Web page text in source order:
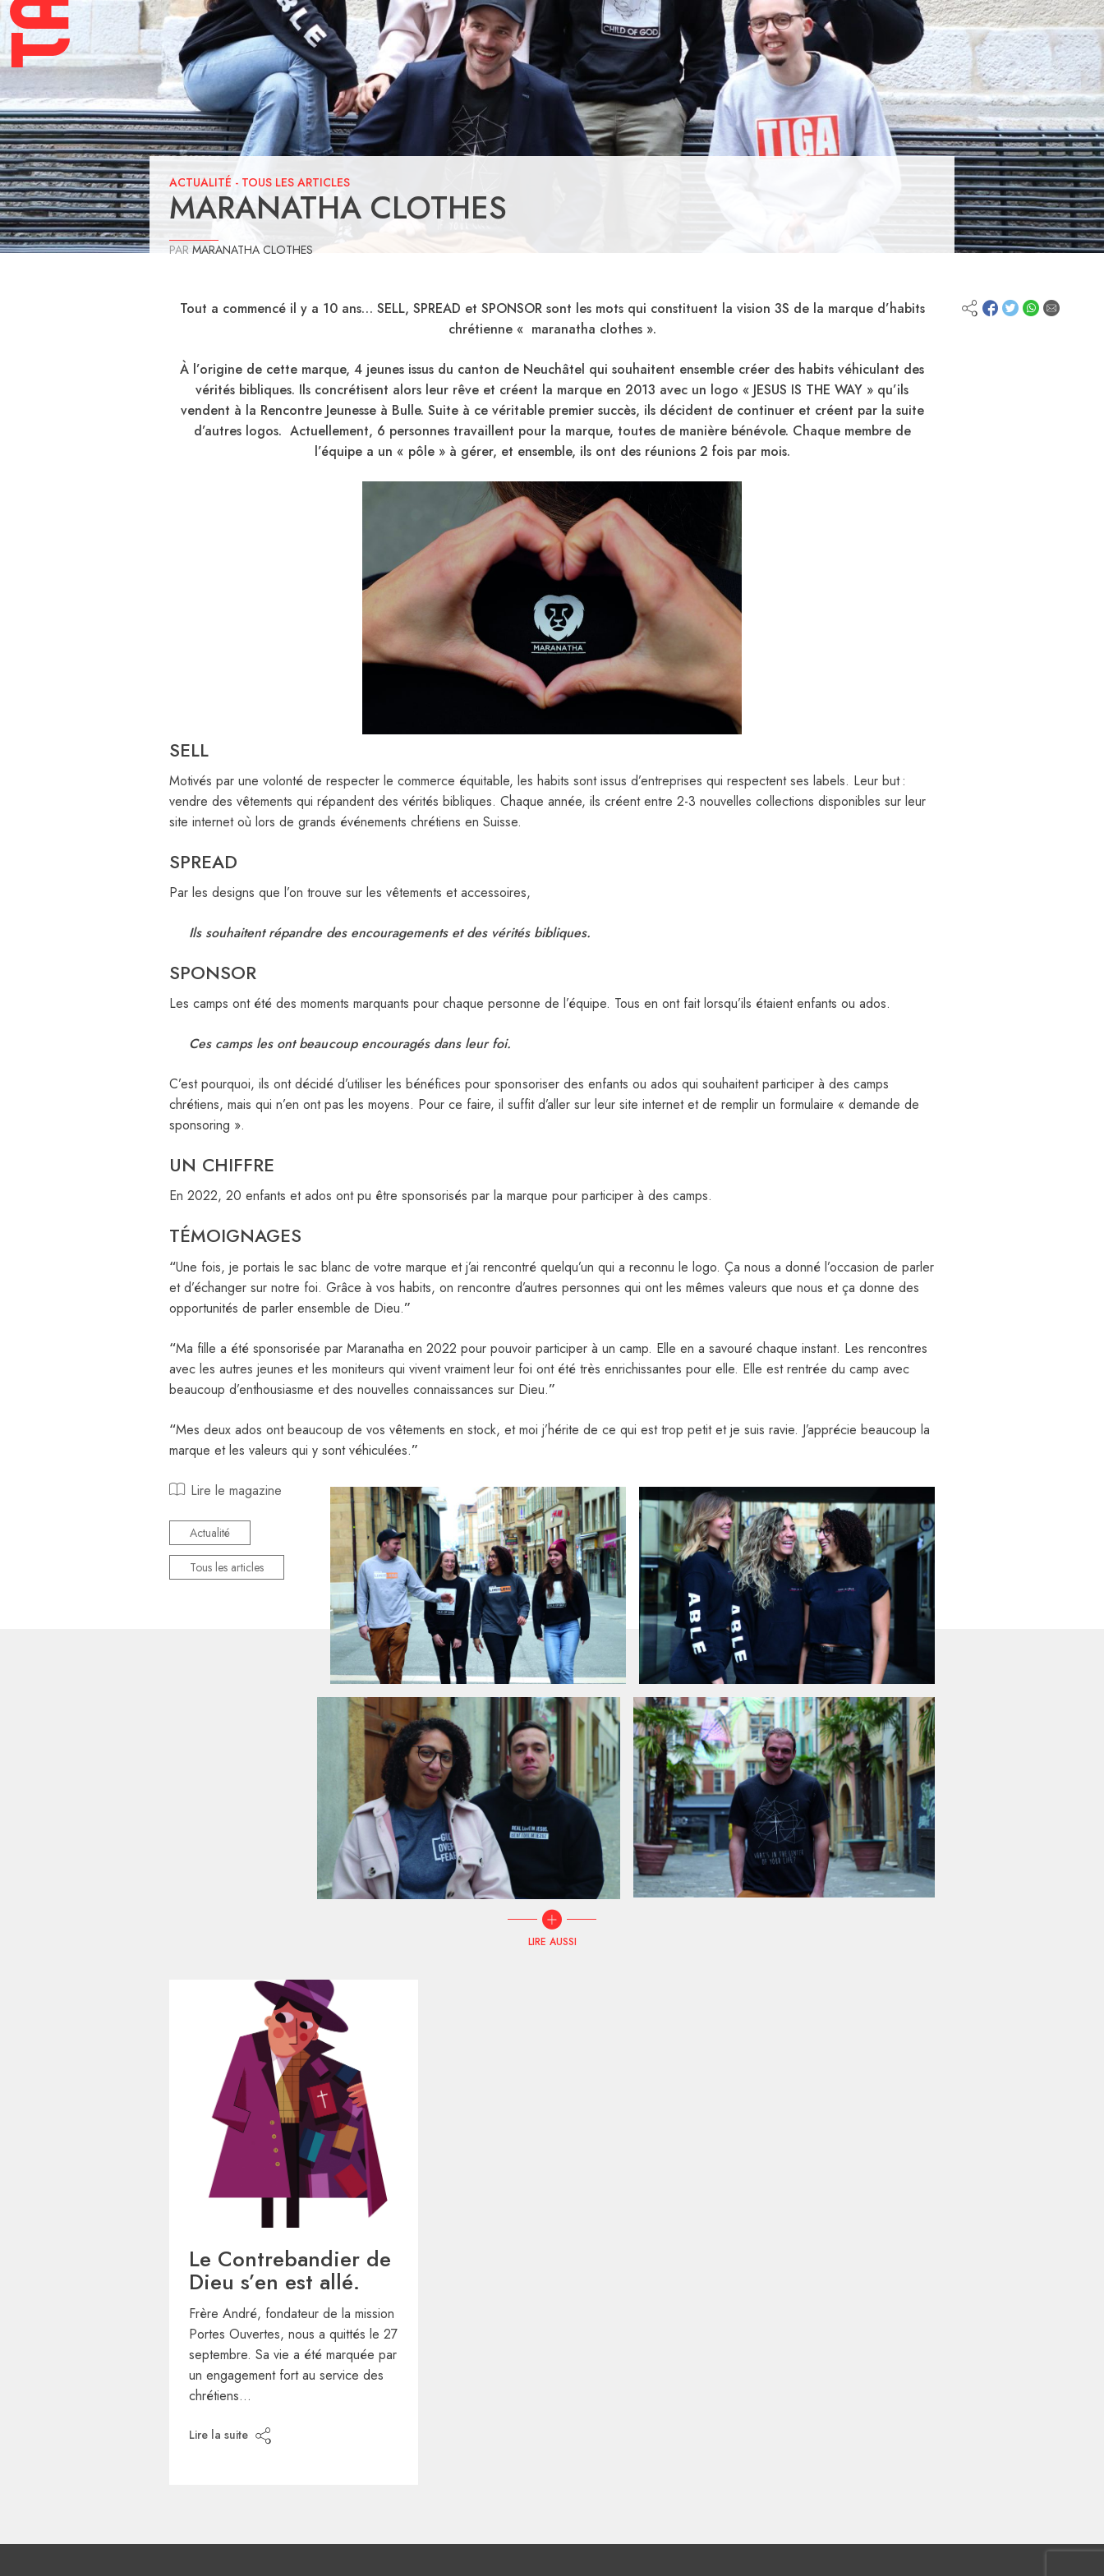
ACTUALITÉ - TOUS LES ARTICLES
MARANATHA CLOTHES
PAR MARANATHA CLOTHES
Tout a commencé il y a 10 ans… SELL, SPREAD et SPONSOR sont les mots qui constituent la vision 3S de la marque d’habits
chrétienne « maranatha clothes ».
À l’origine de cette marque, 4 jeunes issus du canton de Neuchâtel qui souhaitent ensemble créer des habits véhiculant des
vérités bibliques. Ils concrétisent alors leur rêve et créent la marque en 2013 avec un logo « JESUS IS THE WAY » qu’ils
vendent à la Rencontre Jeunesse à Bulle. Suite à ce véritable premier succès, ils décident de continuer et créent par la suite
d’autres logos. Actuellement, 6 personnes travaillent pour la marque, toutes de manière bénévole. Chaque membre de
l’équipe a un « pôle » à gérer, et ensemble, ils ont des réunions 2 fois par mois.
SELL
Motivés par une volonté de respecter le commerce équitable, les habits sont issus d’entreprises qui respectent ses labels. Leur but :
vendre des vêtements qui répandent des vérités bibliques. Chaque année, ils créent entre 2-3 nouvelles collections disponibles sur leur
site internet où lors de grands événements chrétiens en Suisse.
SPREAD
Par les designs que l’on trouve sur les vêtements et accessoires,
Ils souhaitent répandre des encouragements et des vérités bibliques.
SPONSOR
Les camps ont été des moments marquants pour chaque personne de l’équipe. Tous en ont fait lorsqu’ils étaient enfants ou ados.
Ces camps les ont beau coup encouragés dans leur foi.
C’est pourquoi, ils ont décidé d’utiliser les bénéfices pour spon soriser des enfants ou ados qui souhaitent participer à des camps
chrétiens, mais qui n’en ont pas les moyens. Pour ce faire, il suffit d’aller sur leur site internet et de remplir un formulaire « demande de
sponsoring ».
UN CHIFFRE
En 2022, 20 enfants et ados ont pu être sponsorisés par la marque pour participer à des camps.
TÉMOIGNAGES
“Une fois, je portais le sac blanc de votre marque et j’ai rencontré quelqu’un qui a reconnu le logo. Ça nous a donné l’occasion de parler
et d’échanger sur notre foi. Grâce à vos habits, on rencontre d’autres personnes qui ont les mêmes valeurs que nous et ça donne des
opportunités de parler ensemble de Dieu.”
“Ma fille a été sponsorisée par Maranatha en 2022 pour pouvoir participer à un camp. Elle en a savouré chaque instant. Les rencontres
avec les autres jeunes et les moniteurs qui vivent vraiment leur foi ont été très enrichissantes pour elle. Elle est rentrée du camp avec
beaucoup d’enthousiasme et des nouvelles connaissances sur Dieu.”
“Mes deux ados ont beaucoup de vos vêtements en stock, et moi j’hérite de ce qui est trop petit et je suis ravie. J’apprécie beaucoup la
marque et les valeurs qui y sont véhiculées.”
Lire le magazine
Actualité
Tous les articles
LIRE AUSSI
Le Contrebandier de
Dieu s’en est allé.
Frère André, fondateur de la mission
Portes Ouvertes, nous a quittés le 27
septembre. Sa vie a été marquée par
un engagement fort au service des
chrétiens…
Lire la suite